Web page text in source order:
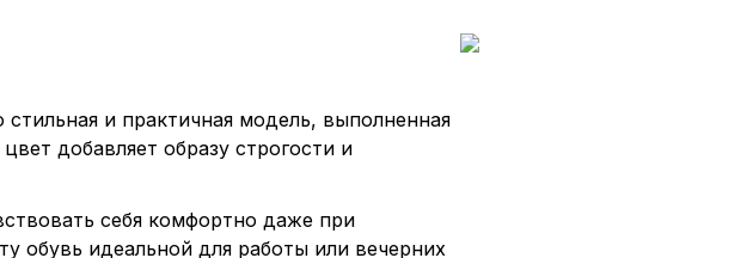
и практичная модель, выполненная
добавляет образу строгости и
себя комфортно даже при
обувь идеальной для работы или вечерних